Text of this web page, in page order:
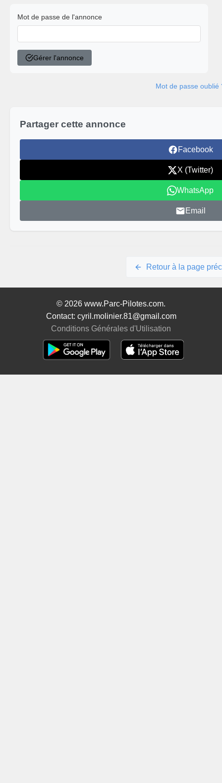
Mot de passe de l'annonce
Gérer l'annonce
Mot de passe oublié
Partager cette annonce
Facebook
X (Twitter)
WhatsApp
Email
Retour à la page
© 2026 www.Parc-Pilotes.com.
Contact: cyril.molinier.81@gmail.com
Conditions Générales d'Utilisation